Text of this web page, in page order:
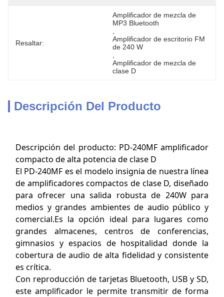
Resaltar:
Amplificador de mezcla de
MP3 Bluetooth
Amplificador de escritorio FM
de 240 W
Amplificador de mezcla de
clase D
Descripción Del Producto
Descripción del producto: PD-240MF amplificador
compacto de alta potencia de clase D
El PD-240MF es el modelo insignia de nuestra línea
de amplificadores compactos de clase D, diseñado
para ofrecer una salida robusta de 240W para
medios y grandes ambientes de audio público y
comercial.Es la opción ideal para lugares como
grandes almacenes, centros de conferencias,
gimnasios y espacios de hospitalidad donde la
cobertura de audio de alta fidelidad y consistente
es crítica.
Con reproducción de tarjetas Bluetooth, USB y SD,
este amplificador le permite transmitir de forma